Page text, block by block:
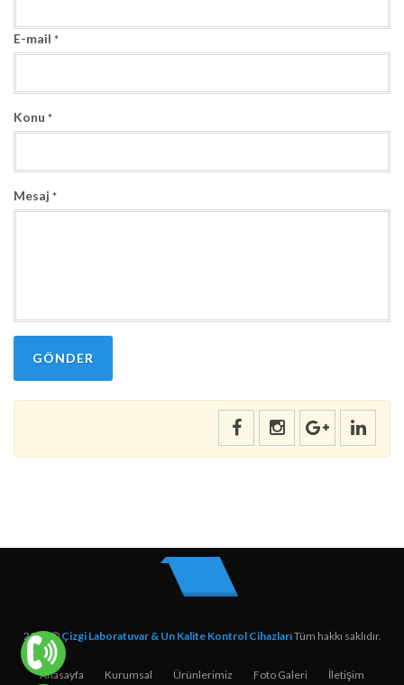
E-mail *
Konu *
Mesaj *
GÖNDER
2026 ©Çizgi Laboratuvar & Un Kalite Kontrol CihazlarıTüm hakkı saklıdır.
Anasayfa Kurumsal Ürünlerimiz Foto Galeri İletişim